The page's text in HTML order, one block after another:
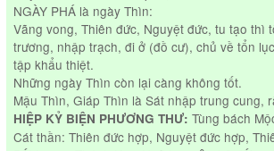
NGÀY PHÁ là ngày Thìn:
Vãng vong, Thiên đức, Nguyệt đức, tu tạo thì
trương, nhập trạch, đi ở (đồ cư), chủ về tổn
tập khẩu thiệt.
Những ngày Thìn còn lại càng không tốt.
Mậu Thìn, Giáp Thìn là Sát nhập trung cung,
HIỆP KỶ BIỆN PHƯƠNG THƯ: Tùng bách
Cát thần: Thiên đức hợp, Nguyệt đức hợp,